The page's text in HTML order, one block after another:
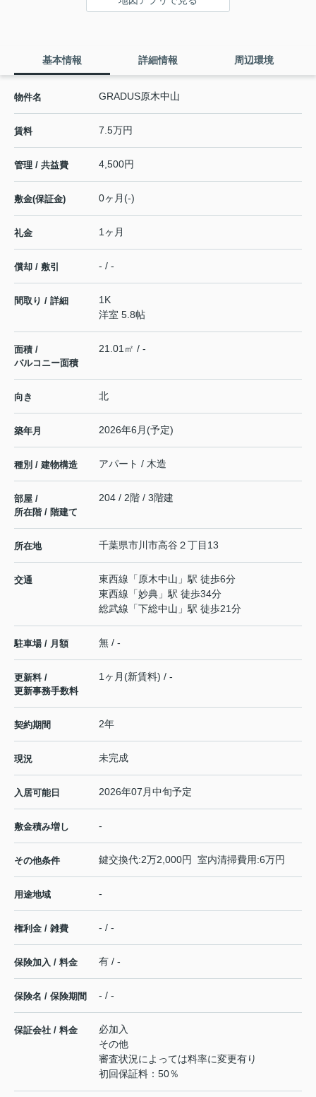
基本情報 詳細情報 周辺環境
物件名 GRADUS原木中山
賃料 7.5万円
管理 / 共益費 4,500円
敷金(保証金) 0ヶ月(-)
礼金 1ヶ月
償却 / 敷引 - / -
間取り / 詳細
1K
洋室 5.8帖
面積 /
バルコニー面積
21.01㎡ / -
向き 北
築年月 2026年6月(予定)
種別 / 建物構造 アパート / 木造
部屋 /
所在階 / 階建て
204 / 2階 / 3階建
所在地 千葉県市川市高谷 ２丁目13
交通 東西線 「 原木中山 」駅 徒歩6分
東西線 「妙典 」駅 徒歩34分
総武線 「下総中山 」駅 徒歩21分
駐車場 / 月額 無 / -
更新料 /
更新事務手数料
1ヶ月(新賃料) / -
契約期間 2年
現況 未完成
入居可能日 2026年07月中旬予定
敷金積み増し -
その他条件 鍵交換代:2万2,000円 室内清掃費用:6万円
用途地域 -
権利金 / 雑費 - / -
保険加入 / 料金 有 / -
保険名 / 保険期間 - / -
保証会社 / 料金
必加入
その他
審査状況によっては料率に変更有り
初回保証料：50％